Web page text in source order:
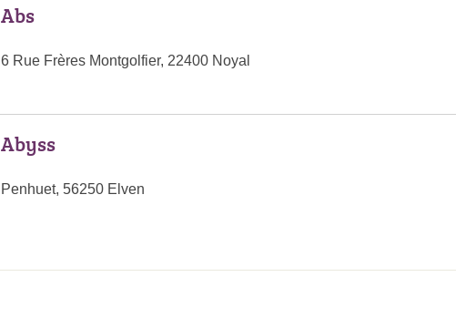
Abs
6 Rue Frères Montgolfier, 22400 Noyal
Abyss
Penhuet, 56250 Elven